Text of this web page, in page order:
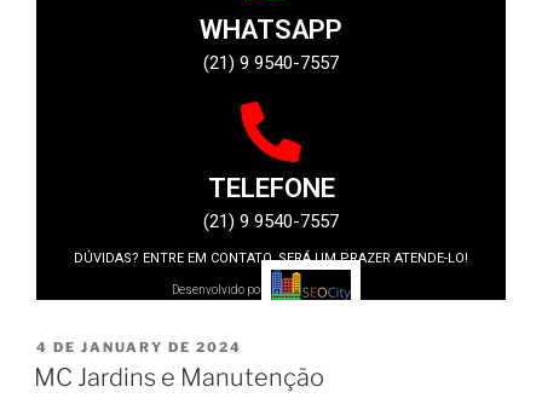
WHATSAPP
(21) 9 9540-7557
TELEFONE
(21) 9 9540-7557
DÚVIDAS? ENTRE EM CONTATO, SERÁ UM PRAZER ATENDE-LO!
Desenvolvido por:
4 DE JANUARY DE 2024
MC Jardins e Manutenção